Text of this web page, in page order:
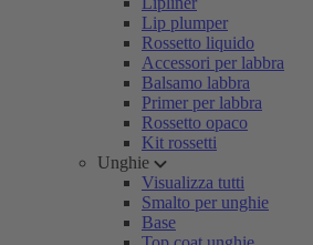
Lip plumper
Rossetto liquido
Accessori per labbra
Balsamo labbra
Primer per labbra
Rossetto opaco
Kit rossetti
Unghie
Visualizza tutti
Smalto per unghie
Base